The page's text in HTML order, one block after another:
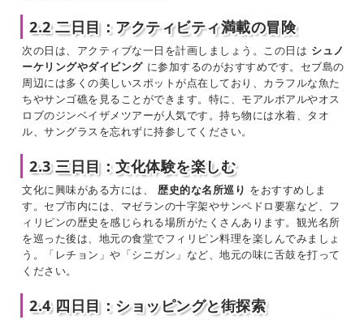
2.2 二日目：アクティビティ満載の冒険
次の日は、アクティブな一日を計画しましょう。この日は シュノ
ーケリングやダイビング に参加するのがおすすめです。セブ島の
周辺には多くの美しいスポットが点在しており、カラフルな魚た
ちやサンゴ礁を見ることができます。特に、モアルボアルやオス
ロブのジンベイザメツアーが人気です。持ち物には水着、タオ
ル、サングラスを忘れずに持参してください。
2.3 三日目：文化体験を楽しむ
文化に興味がある方には、 歴史的な名所巡り をおすすめしま
す。セブ市内には、マゼランの十字架やサンペドロ要塞など、フ
ィリピンの歴史を感じられる場所がたくさんあります。観光名所
を巡った後は、地元の食堂でフィリピン料理を楽しんでみましょ
う。「レチョン」や「シニガン」など、地元の味に舌鼓を打って
ください。
2.4 四日目：ショッピングと街探索